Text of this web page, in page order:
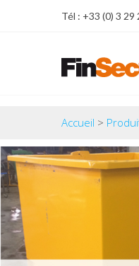
Tél : +33 (0) 3 29
Accueil >